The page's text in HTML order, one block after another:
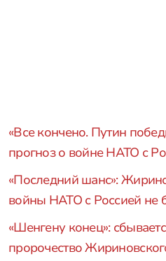
«Все кончено. Путин
прогноз о войне НАТО с
«Последний шанс»:
войны НАТО с Россией не
«Шенгену конец»:
пророчество